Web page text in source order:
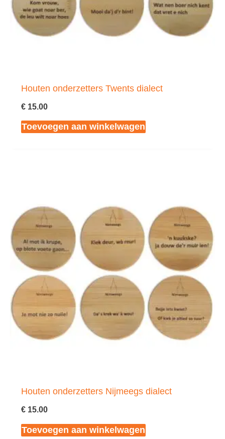
Houten onderzetters Twents dialect
€15.00
Toevoegen aan winkelwagen
Houten onderzetters Nijmeegs dialect
€15.00
Toevoegen aan winkelwagen